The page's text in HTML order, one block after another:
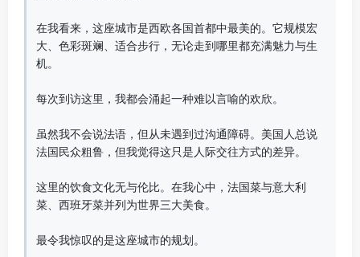
在我看来，这座城市是西欧各国首都中最美的。它规模宏
大、色彩斑斓、适合步行，无论走到哪里都充满魅力与生
机。
每次到访这里，我都会涌起一种难以言喻的欢欣。
虽然我不会说法语，但从未遇到过沟通障碍。美国人总说
法国民众粗鲁，但我觉得这只是人际交往方式的差异。
这里的饮食文化无与伦比。在我心中，法国菜与意大利
菜、西班牙菜并列为世界三大美食。
最令我惊叹的是这座城市的规划。